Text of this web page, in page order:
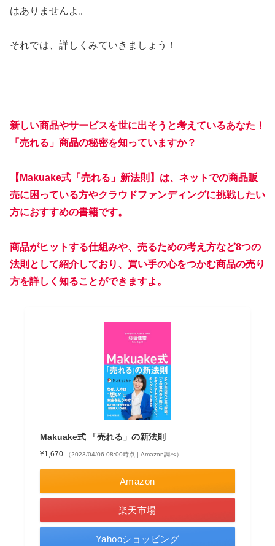
はありませんよ。
それでは、詳しくみていきましょう！
新しい商品やサービスを世に出そうと考えているあなた！
「売れる」商品の秘密を知っていますか？
【Makuake式「売れる」新法則】は、ネットでの商品販
売に困っている方やクラウドファンディングに挑戦したい
方におすすめの書籍です。
商品がヒットする仕組みや、売るための考え方など8つの
法則として紹介しており、買い手の心をつかむ商品の売り
方を詳しく知ることができますよ。
Makuake式 「売れる」の新法則
¥1,670 （2023/04/06 08:00時点 | Amazon調べ）
Amazon
楽天市場
Yahooショッピング